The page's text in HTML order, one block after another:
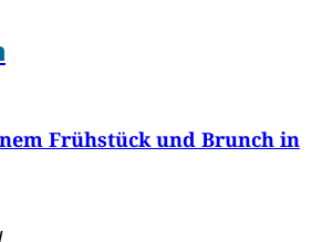
Frühstück und Brunch in